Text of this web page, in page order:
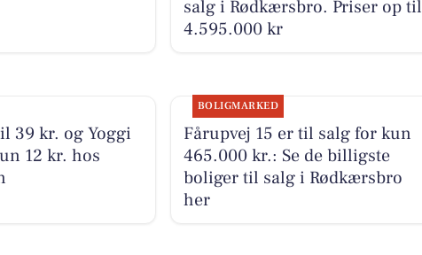
salg i Rødkærsbro. Priser op til
4.595.000 kr
39 kr. og Yoggi
12 kr. hos
BOLIGMARKED
Fårupvej 15 er til salg for kun
465.000 kr.: Se de billigste
boliger til salg i Rødkærsbro
her